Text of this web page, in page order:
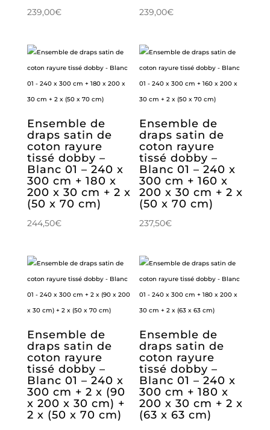
239,00€ 239,00€
Ensemble de
draps satin de
coton rayure
tissé dobby –
Blanc 01 – 240 x
300 cm + 180 x
200 x 30 cm + 2 x
(50 x 70 cm)
244,50€
Ensemble de
draps satin de
coton rayure
tissé dobby –
Blanc 01 – 240 x
300 cm + 160 x
200 x 30 cm + 2 x
(50 x 70 cm)
237,50€
Ensemble de
draps satin de
coton rayure
tissé dobby –
Blanc 01 – 240 x
300 cm + 2 x (90
x 200 x 30 cm) +
2 x (50 x 70 cm)
Ensemble de
draps satin de
coton rayure
tissé dobby –
Blanc 01 – 240 x
300 cm + 180 x
200 x 30 cm + 2 x
(63 x 63 cm)